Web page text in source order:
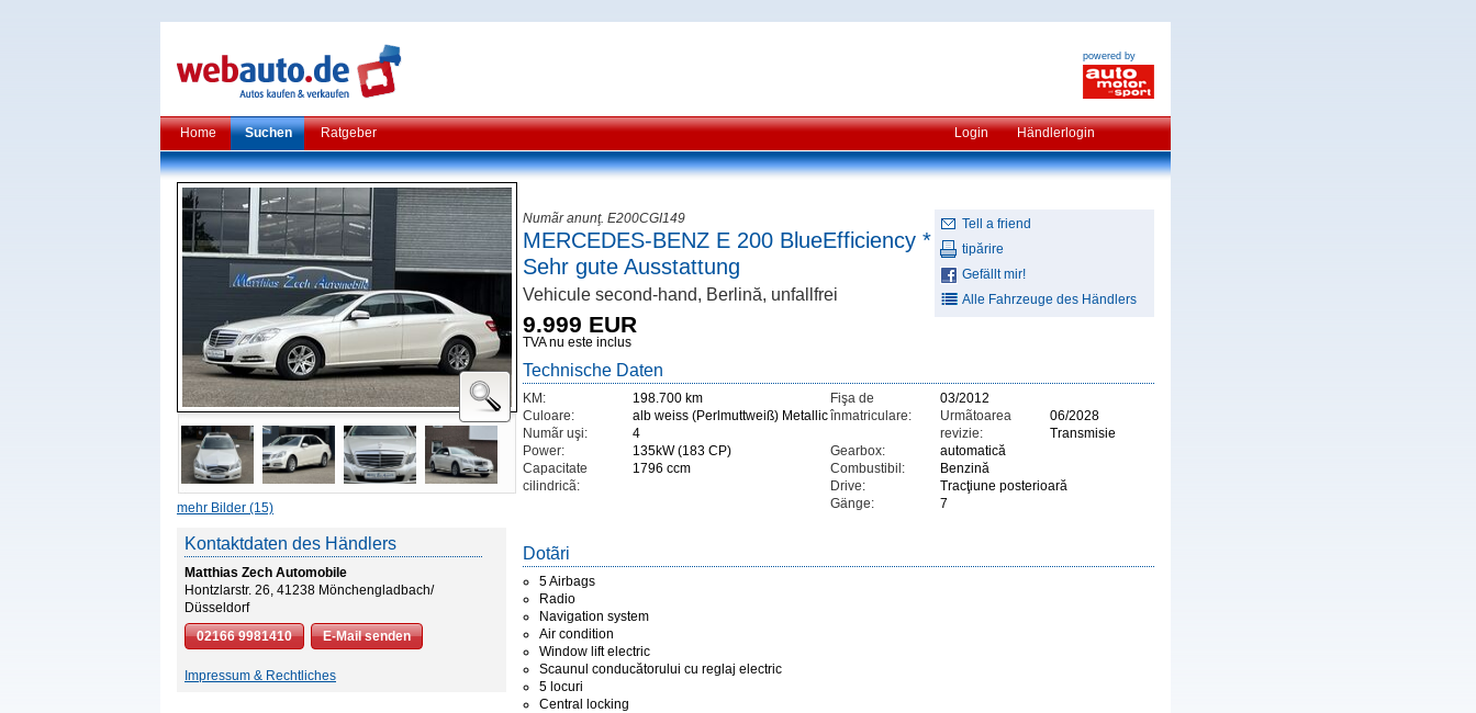
powered by
Home Suchen Ratgeber Login Händlerlogin
mehr Bilder (15)
Kontaktdaten des Händlers
Matthias Zech Automobile
Hontzlarstr. 26, 41238 Mönchengladbach/
Düsseldorf
02166 9981410
E-Mail senden
Impressum & Rechtliches
Tell a friend
tipărire
Gefällt mir!
Alle Fahrzeuge des Händlers
Numãr anunţ. E200CGI149
MERCEDES-BENZ E 200 BlueEfficiency *
Sehr gute Ausstattung
Vehicule second-hand, Berlină, unfallfrei
9.999 EUR
TVA nu este inclus
Technische Daten
KM:
198.700 km
Culoare:
alb weiss (Perlmuttweiß) Metallic
Numãr uşi:
4
Power:
135kW (183 CP)
Capacitate
cilindricã:
1796 ccm
Fişa de
înmatriculare:
03/2012
Urmãtoarea
revizie:
06/2028
Gearbox:
Transmisie
automatică
Combustibil:
Benzină
Drive:
Tracţiune posterioară
Gänge:
7
Dotãri
5 Airbags
Radio
Navigation system
Air condition
Window lift electric
Scaunul conducătorului cu reglaj electric
5 locuri
Central locking